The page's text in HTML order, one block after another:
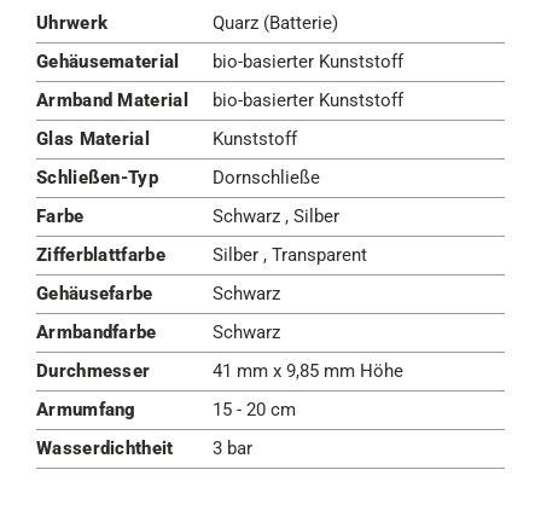
Uhrwerk
Quarz (Batterie)
Gehäusematerial
bio-basierter Kunststoff
Armband Material
bio-basierter Kunststoff
Glas Material
Kunststoff
Schließen-Typ
Dornschließe
Farbe
Schwarz , Silber
Zifferblattfarbe
Silber , Transparent
Gehäusefarbe
Schwarz
Armbandfarbe
Schwarz
Durchmesser
41 mm x 9,85 mm Höhe
Armumfang
15 - 20 cm
Wasserdichtheit
3 bar